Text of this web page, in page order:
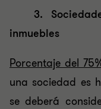
3.
inmuebles
Porcentaje del
una sociedad es
se deberá